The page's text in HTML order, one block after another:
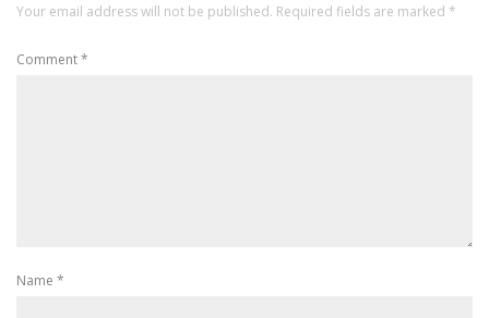
Your email address will not be published. Required fields are marked *
Comment*
Name *